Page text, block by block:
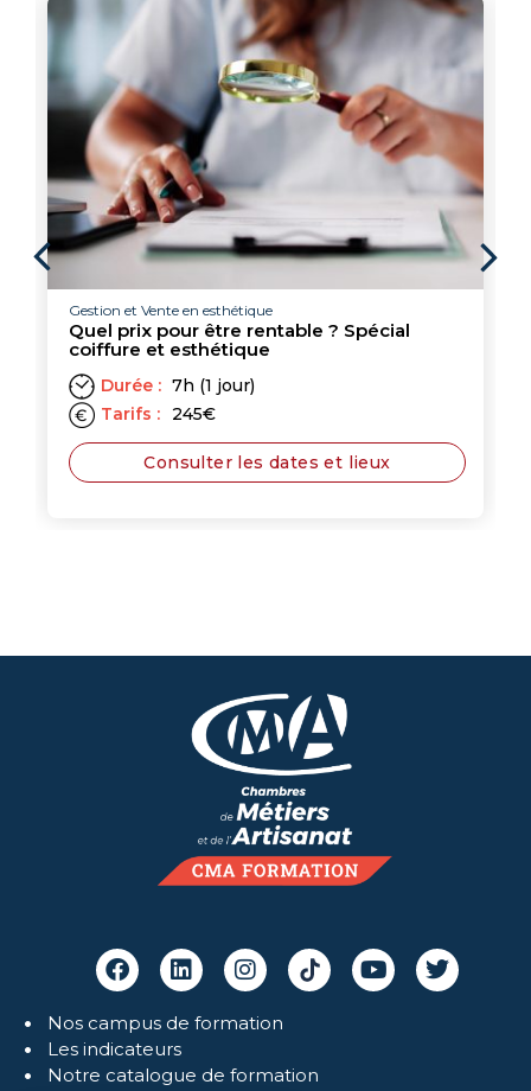
rentable ? Spécial
les dates et lieux
Esthétique formations
Rituel jeunesse
Durée : 21h (3 jours)
Tarifs :
945
formation/technique
Consulter les
Nos campus de formation
Les indicateurs
Notre catalogue de formation